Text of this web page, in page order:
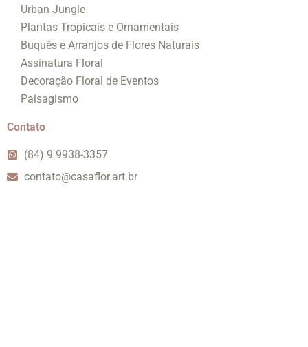
Urban Jungle
Plantas Tropicais e Ornamentais
Buquês e Arranjos de Flores Naturais
Assinatura Floral
Decoração Floral de Eventos
Paisagismo
Contato
(84) 9 9938-3357
contato@casaflor.art.br